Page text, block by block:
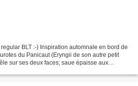
BLT :-) Inspiration automnale en bord de
du Panicaut (Eryngii de son autre petit
sur ses deux faces; saue épaisse aux